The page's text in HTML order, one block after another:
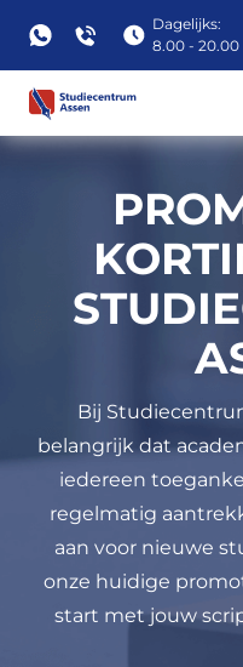
Ga
Dagelijks:
8.00 - 20.00
Bij
belangrijk dat
iedereen
regelmatig
aan voor nieuwe
onze huidige
start met jouw